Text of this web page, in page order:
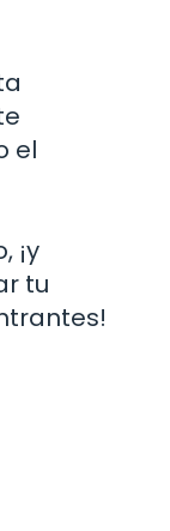
el
¡y
tu